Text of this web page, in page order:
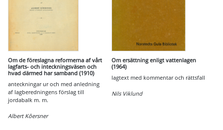
Om de föreslagna reformerna af vårt
lagfarts- och inteckningsväsen och
hvad därmed har samband (1910)
anteckningar ur och med anledning
af lagberedningens förslag till
jordabalk m. m.
Albert Kôersner
Om ersättning enligt vattenlagen
(1964)
lagtext med kommentar och rättsfall
Nils Viklund